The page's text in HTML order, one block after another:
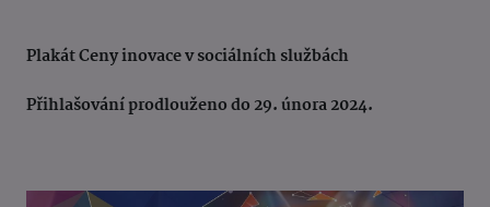
Plakát Ceny inovace v sociálních službách
Přihlašování prodlouženo do 29. února 2024.